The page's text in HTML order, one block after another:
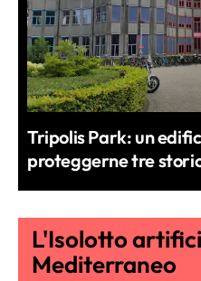
Tripolis Park: un
proteggerne tre
L'Isolotto
Mediterraneo